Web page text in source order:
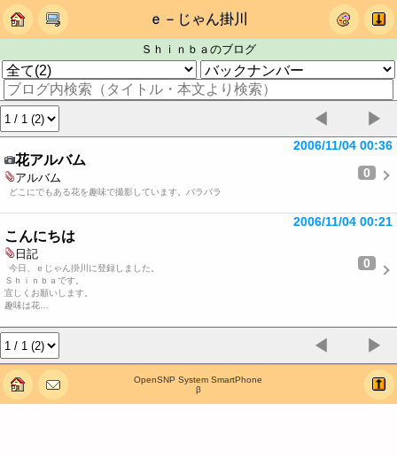
ｅ－じゃん掛川
Ｓｈｉｎｂａのブログ
◀ ▶
花アルバム
2006/11/04 00:36
アルバム 0
どこにでもある花を趣味で撮影しています。バラバラ
こんにちは
2006/11/04 00:21
日記
0
今日、ｅじゃん掛川に登録しました。
Ｓｈｉｎｂａです。
宜しくお願いします。
趣味は花…
◀ ▶
OpenSNP System SmartPhone
β